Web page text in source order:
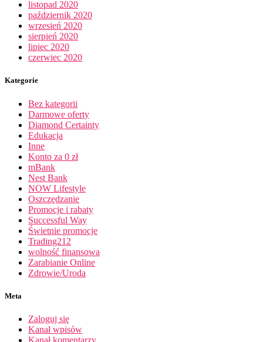
listopad 2020
październik 2020
wrzesień 2020
sierpień 2020
lipiec 2020
czerwiec 2020
Kategorie
Bez kategorii
Darmowe oferty
Diamond Certainty
Edukacja
Inne
Konto za 0 zł
mBank
Nest Bank
NOW Lifestyle
Oszczędzanie
Promocje i rabaty
Successful Way
Świetnie promocje
Trading212
wolność finansowa
Zarabianie Online
Zdrowie/Uroda
Meta
Zaloguj się
Kanał wpisów
Kanał komentarzy